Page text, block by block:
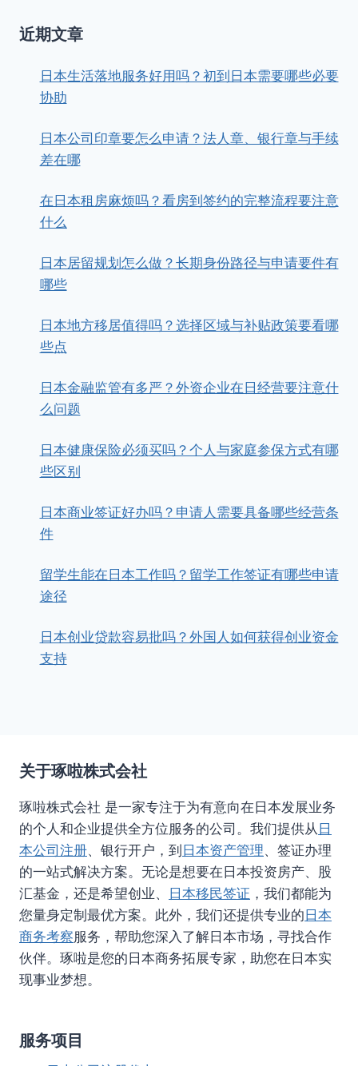
近期文章
日本生活落地服务好用吗？初到日本需要哪些必要
协助
日本公司印章要怎么申请？法人章、银行章与手续
差在哪
在日本租房麻烦吗？看房到签约的完整流程要注意
什么
日本居留规划怎么做？长期身份路径与申请要件有
哪些
日本地方移居值得吗？选择区域与补贴政策要看哪
些点
日本金融监管有多严？外资企业在日经营要注意什
么问题
日本健康保险必须买吗？个人与家庭参保方式有哪
些区别
日本商业签证好办吗？申请人需要具备哪些经营条
件
留学生能在日本工作吗？留学工作签证有哪些申请
途径
日本创业贷款容易批吗？外国人如何获得创业资金
支持
关于琢啦株式会社
琢啦株式会社 是一家专注于为有意向在日本发展业务
的个人和企业提供全方位服务的公司。我们提供从 日
本公司注册、银行开户，到日本资产管理、签证办理
的一站式解决方案。无论是想要在日本投资房产、股
汇基金，还是希望创业、 日本移民签证 ，我们都能为
您量身定制最优方案。此外，我们还提供专业的日本
商务考察服务，帮助您深入了解日本市场，寻找合作
伙伴。琢啦是您的日本商务拓展专家，助您在日本实
现事业梦想。
服务项目